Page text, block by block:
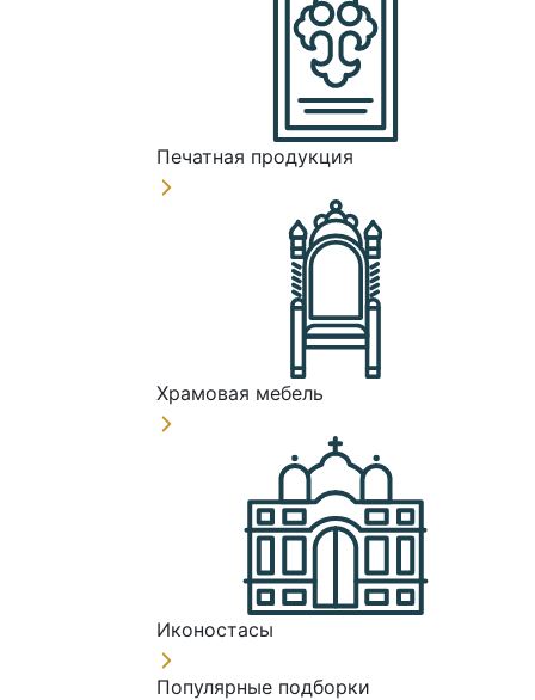
Печатная продукция
Храмовая мебель
Иконостасы
Популярные подборки